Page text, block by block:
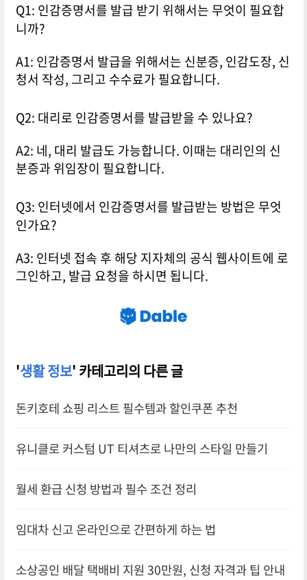
Q1: 인감증명서를 발급 받기 위해서는 무엇이 필요합
니까?
A1: 인감증명서 발급을 위해서는 신분증, 인감도장, 신
청서 작성, 그리고 수수료가 필요합니다.
Q2: 대리로 인감증명서를 발급받을 수 있나요?
A2: 네, 대리 발급도 가능합니다. 이때는 대리인의 신
분증과 위임장이 필요합니다.
Q3: 인터넷에서 인감증명서를 발급받는 방법은 무엇
인가요?
A3: 인터넷 접속 후 해당 지자체의 공식 웹사이트에 로
그인하고, 발급 요청을 하시면 됩니다.
'생활 정보' 카테고리의 다른 글
돈키호테 쇼핑 리스트 필수템과 할인쿠폰 추천
유니클로 커스텀 UT 티셔츠로 나만의 스타일 만들기
월세 환급 신청 방법과 필수 조건 정리
임대차 신고 온라인으로 간편하게 하는 법
소상공인 배달 택배비 지원 30만원, 신청 자격과 팁 안내